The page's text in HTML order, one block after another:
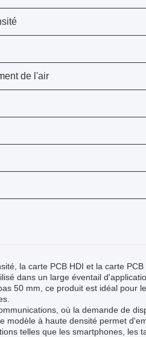
de l'air
la carte PCB HDI et la carte PCB
dans un large éventail
50 mm, ce produit est idéal pour
où la demande de
modèle à haute densité permet
telles que les smartphones, les